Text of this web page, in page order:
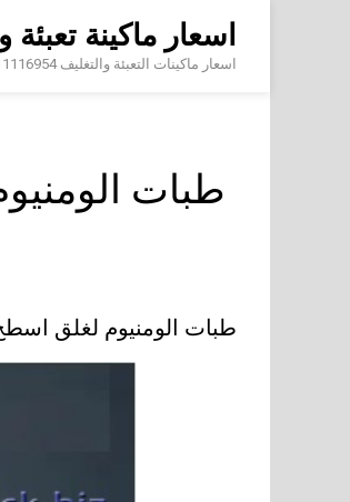
content
اسعار ماكينة تعبئة
اسعار ماكينات التعبئة والتغليف 01211116954 – 01211116956 – 01211116958
طبات
طبات الومنيوم لغلق